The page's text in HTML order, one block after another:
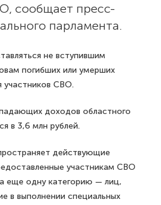
сообщает пресс-
парламента.
не вступившим
погибших или умерших
участников СВО.
доходов областного
в 3,6 млн рублей.
действующие
участникам СВО
еще одну категорию — лиц,
в выполнении специальных